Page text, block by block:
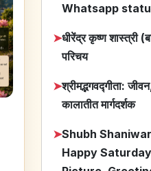
Whatsapp
➤धीरेंद्र कृष्ण शास्त्री
परिचय
➤श्रीमद्भगवद्गीता:
कालातीत मार्गदर्शक
➤Shubh
Happy